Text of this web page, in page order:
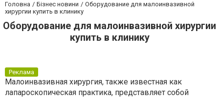
Головна Бізнес новини
Оборудование для малоинвазивной
хирургии купить в клинику
Оборудование для малоинвазивной хирургии
купить в клинику
Реклама
Малоинвазивная хирургия, также известная как
лапароскопическая практика, представляет собой